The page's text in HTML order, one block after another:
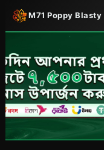
M71 Poppy Blasty